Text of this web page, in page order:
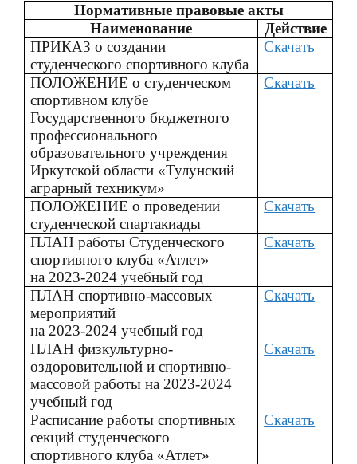
Нормативные правовые акты
Наименование
Действие
ПРИКАЗ о создании
студенческого спортивного клуба
Скачать
ПОЛОЖЕНИЕ о студенческом
спортивном клубе
Государственного бюджетного
профессионального
образовательного учреждения
Иркутской области «Тулунский
аграрный техникум»
Скачать
ПОЛОЖЕНИЕ о проведении
студенческой спартакиады
Скачать
ПЛАН работы Студенческого
спортивного клуба «Атлет»
на 2023-2024 учебный год
Скачать
ПЛАН спортивно-массовых
мероприятий
на 2023-2024 учебный год
Скачать
ПЛАН физкультурно-
оздоровительной и спортивно-
массовой работы на 2023-2024
учебный год
Скачать
Расписание работы спортивных
секций студенческого
спортивного клуба «Атлет»
Скачать